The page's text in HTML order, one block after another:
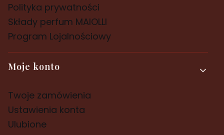
Polityka prywatności
Składy perfum MAIOLLI
Program Lojalnościowy
Moje konto
Twoje zamówienia
Ustawienia konta
Ulubione